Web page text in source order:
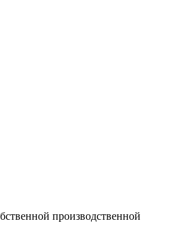
производственной